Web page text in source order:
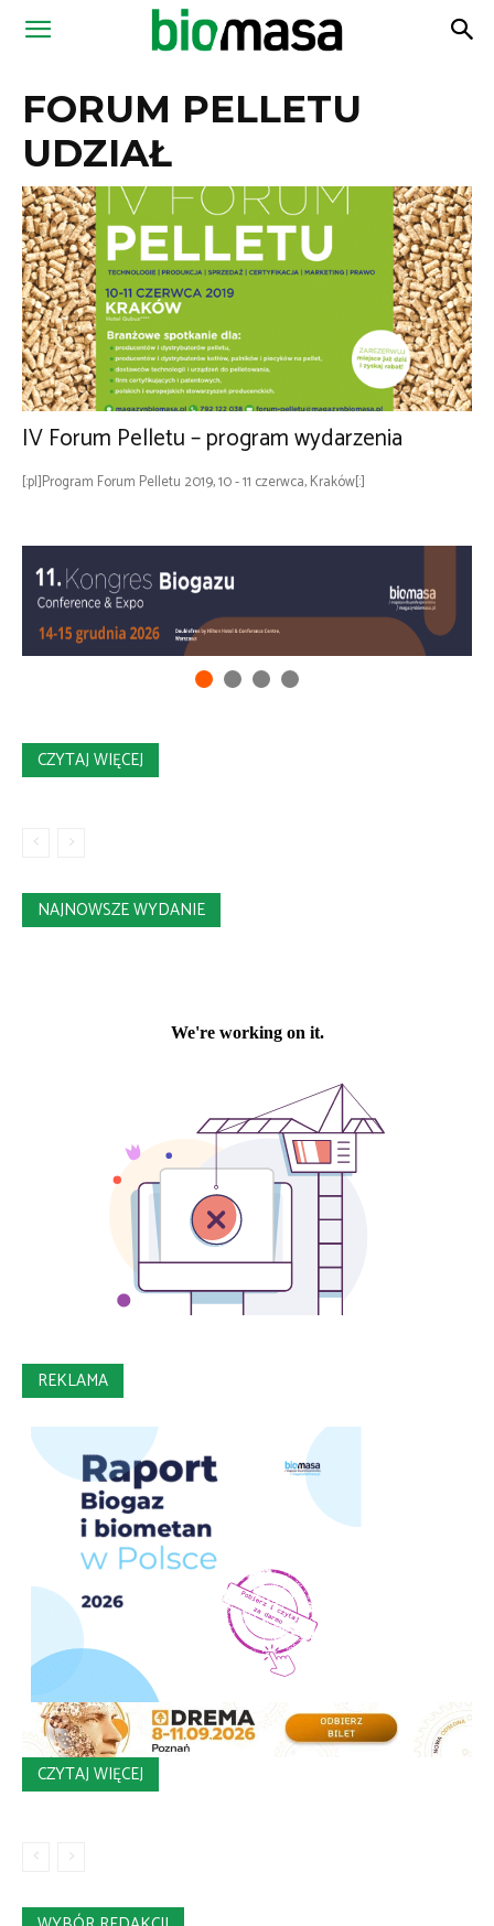
Magazyn
FORUM PELLETU
UDZIAŁ
IV Forum Pelletu – program wydarzenia
[:pl]Program Forum Pelletu 2019, 10 - 11 czerwca, Kraków[:]
CZYTAJ WIĘCEJ
NAJNOWSZE WYDANIE
REKLAMA
CZYTAJ WIĘCEJ